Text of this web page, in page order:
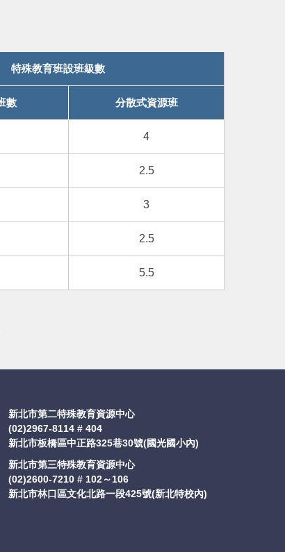
特殊教育班設班級數
數 分散式資源班
4
2.5
3
2.5
5.5
新北市第二特殊教育資源中心
(02)2967-8114 # 404
新北市板橋區中正路325巷30號(國光國小內)
新北市第三特殊教育資源中心
(02)2600-7210 # 102～106
新北市林口區文化北路一段425號(新北特校內)